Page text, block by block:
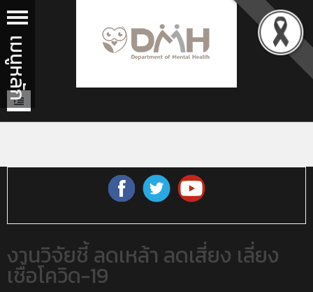
งานวิจัยชี้ ลดเหล้า ลดเสี่ยง เลี่ยง
เชื้อโควิด-19